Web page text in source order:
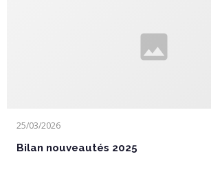
25/03/2026
Bilan nouveautés 2025